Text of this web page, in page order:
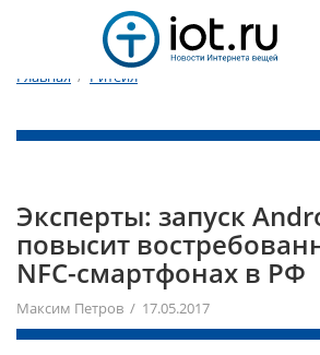
Главная / Ритейл
Эксперты: запуск
повысит
NFC-смартфонах в РФ
Максим Петров / 17.05.2017